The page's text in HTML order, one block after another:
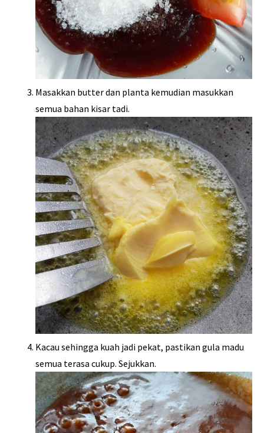
Masakkan butter dan planta kemudian masukkan
semua bahan kisar tadi.
Kacau sehingga kuah jadi pekat, pastikan gula madu
semua terasa cukup. Sejukkan.